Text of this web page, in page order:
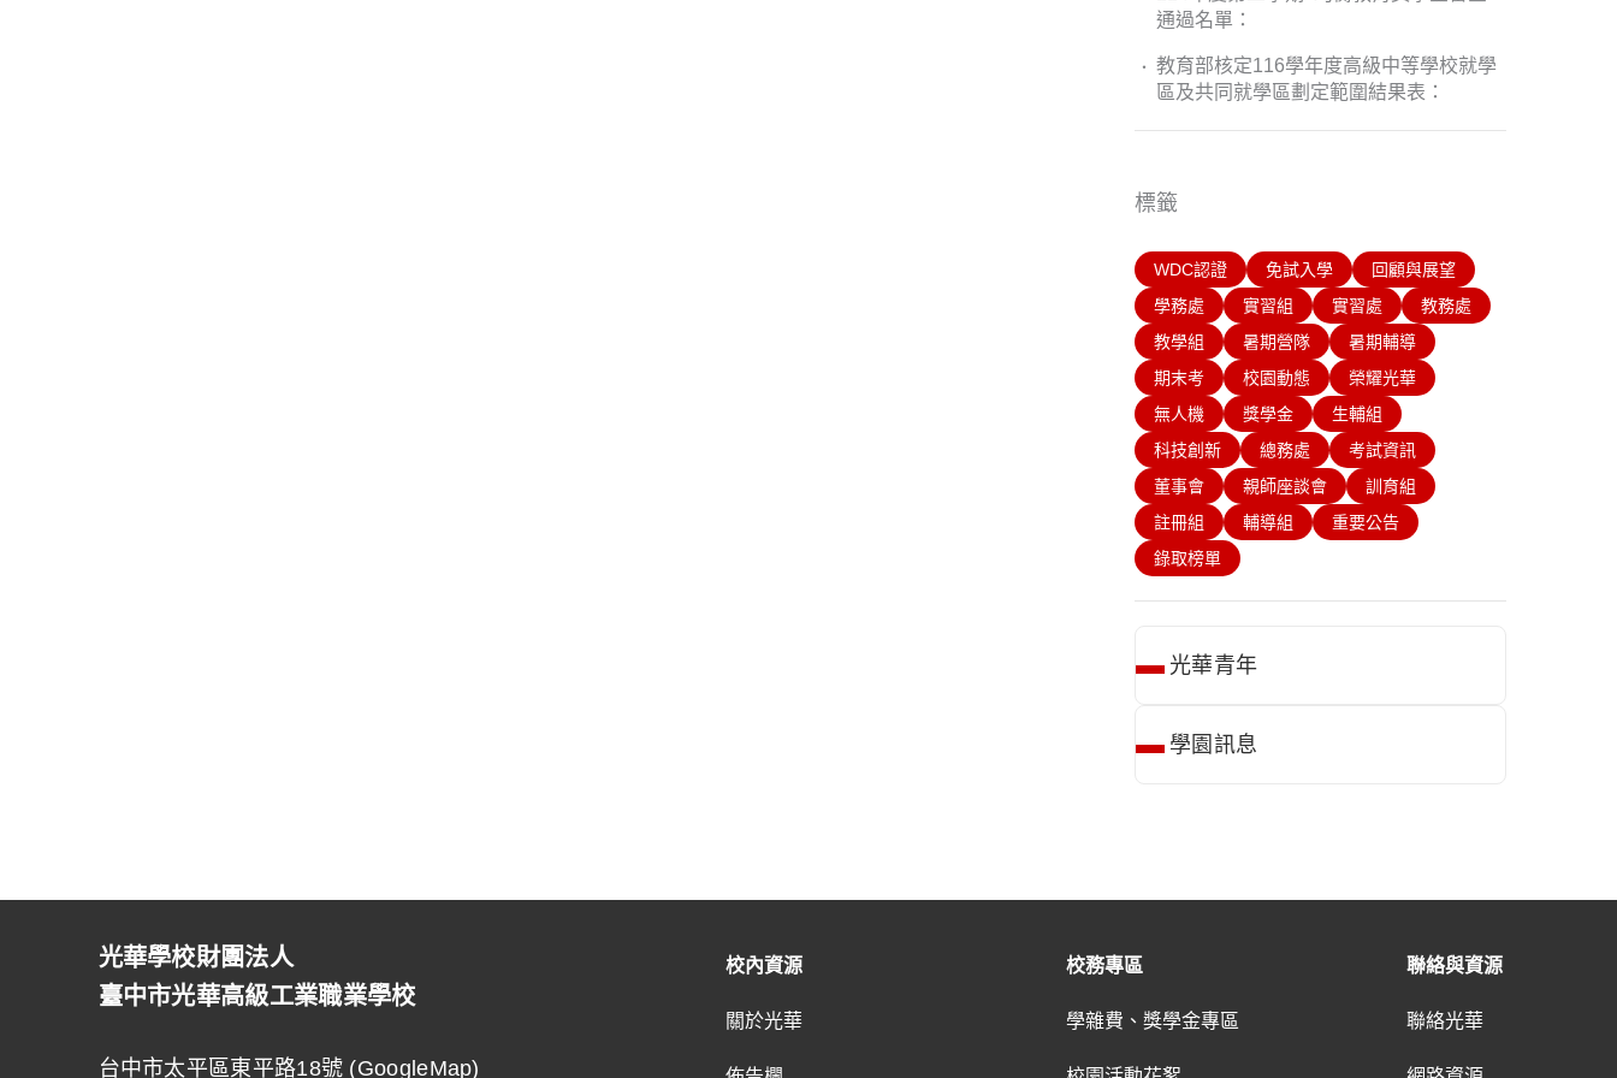
通過名單：
教育部核定116學年度高級中等學校就學
區及共同就學區劃定範圍結果表：
標籤
WDC認證 免試入學
回顧與展望
學務處
實習組 實習處
教務處
教學組
暑期營隊
暑期輔導
期末考
校園動態
榮耀光華
無人機
獎學金
生輔組
科技創新
總務處
考試資訊
董事會
親師座談會
訓育組
註冊組
輔導組
重要公告
錄取榜單
光華青年
學園訊息
光華學校財團法人
臺中市光華高級工業職業學校
台中市太平區東平路18號 (GoogleMap)
校內資源
關於光華
校務專區
學雜費、獎學金專區
聯絡與資源
聯絡光華